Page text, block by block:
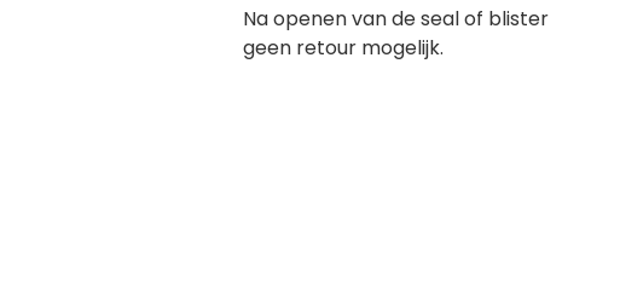
Na openen van de seal of blister
geen retour mogelijk.